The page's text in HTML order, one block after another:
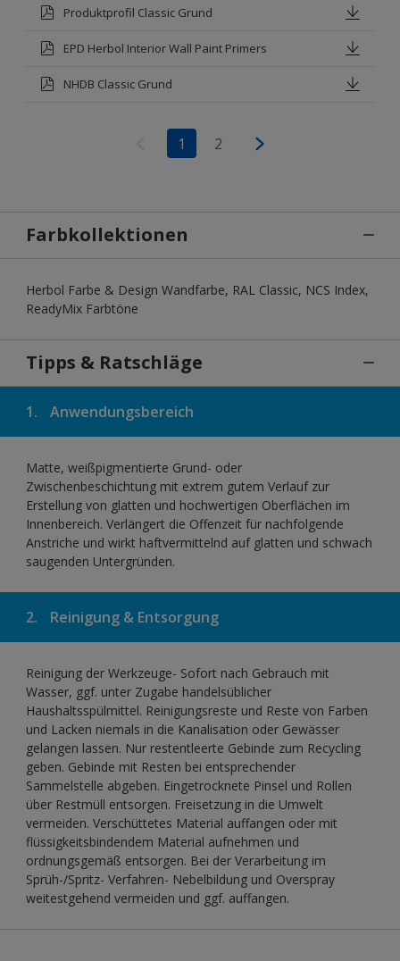
Produktprofil Classic Grund
EPD Herbol Interior Wall Paint Primers
NHDB Classic Grund
1 2
Farbkollektionen
Herbol Farbe & Design Wandfarbe, RAL Classic, NCS Index,
ReadyMix Farbtöne
Tipps & Ratschläge
1. Anwendungsbereich
Matte, weißpigmentierte Grund- oder
Zwischenbeschichtung mit extrem gutem Verlauf zur
Erstellung von glatten und hochwertigen Oberflächen im
Innenbereich. Verlängert die Offenzeit für nachfolgende
Anstriche und wirkt haftvermittelnd auf glatten und schwach
saugenden Untergründen.
2. Reinigung & Entsorgung
Reinigung der Werkzeuge- Sofort nach Gebrauch mit
Wasser, ggf. unter Zugabe handelsüblicher
Haushaltsspülmittel. Reinigungsreste und Reste von Farben
und Lacken niemals in die Kanalisation oder Gewässer
gelangen lassen. Nur restentleerte Gebinde zum Recycling
geben. Gebinde mit Resten bei entsprechender
Sammelstelle abgeben. Eingetrocknete Pinsel und Rollen
über Restmüll entsorgen. Freisetzung in die Umwelt
vermeiden. Verschüttetes Material auffangen oder mit
flüssigkeitsbindendem Material aufnehmen und
ordnungsgemäß entsorgen. Bei der Verarbeitung im
Sprüh-/Spritz- Verfahren- Nebelbildung und Overspray
weitestgehend vermeiden und ggf. auffangen.